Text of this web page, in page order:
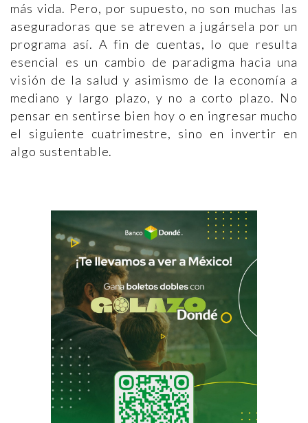
más vida. Pero, por supuesto, no son muchas las
aseguradoras que se atreven a jugársela por un
programa así. A fin de cuentas, lo que resulta
esencial es un cambio de paradigma hacia una
visión de la salud y asimismo de la economía a
mediano y largo plazo, y no a corto plazo. No
pensar en sentirse bien hoy o en ingresar mucho
el siguiente cuatrimestre, sino en invertir en
algo sustentable.